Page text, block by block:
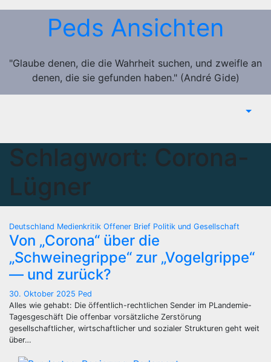
Zum
Peds Ansichten
"Glaube denen, die die Wahrheit suchen, und zweifle an
denen, die sie gefunden haben." (André Gide)
Schlagwort: Corona-
Lügner
Deutschland Medienkritik Offener Brief Politik und Gesellschaft
Von „Corona“ über die
„Schweinegrippe“ zur „Vogelgrippe“
— und zurück?
30. Oktober 2025 Ped
Alles wie gehabt: Die öffentlich-rechtlichen Sender im PLandemie-
Tagesgeschäft Die offenbar vorsätzliche Zerstörung
gesellschaftlicher, wirtschaftlicher und sozialer Strukturen geht weit
über…